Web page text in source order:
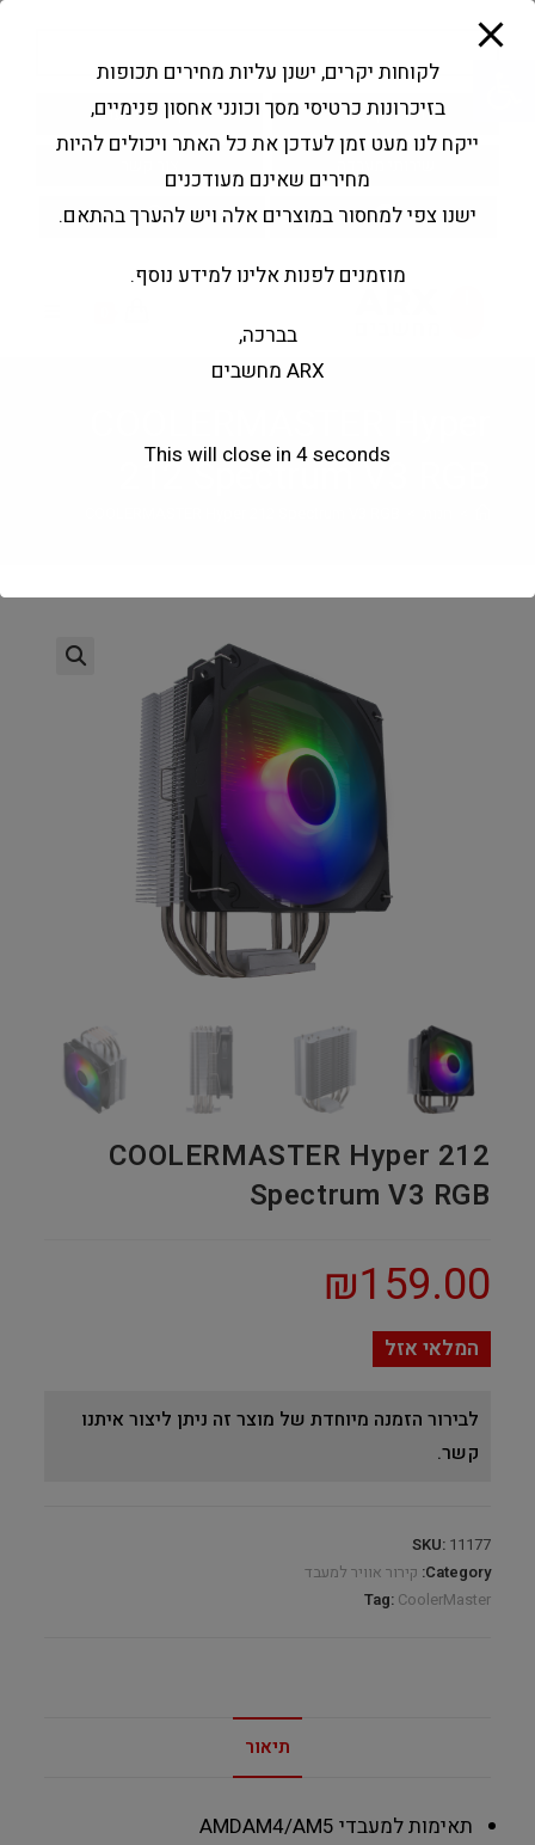
פתח סרגל נגישות
Products
search
החשבון שלי בקשה להצעה
212 Spectrum V3 RGB
COOLERMASTER Hyper 212
Spectrum V3 RGB
₪159.00
המלאי אזל
לבירור הזמנה מיוחדת של מוצר זה ניתן ליצור איתנו
קשר.
SKU: 11177
Category: קירור אוויר למעבד
Tag: CoolerMaster
תיאור
תאימות למעבדי AMD AM4/AM5
לקוחות יקרים, ישנן עליות מחירים תכופות
בזיכרונות כרטיסי מסך וכונני אחסון פנימיים,
ייקח לנו מעט זמן לעדכן את כל האתר ויכולים להיות
מחירים שאינם מעודכנים
ישנו צפי למחסור במוצרים אלה ויש להערך בהתאם.
מוזמנים לפנות אלינו למידע נוסף.
בברכה,
ARX מחשבים
This will close in 3seconds